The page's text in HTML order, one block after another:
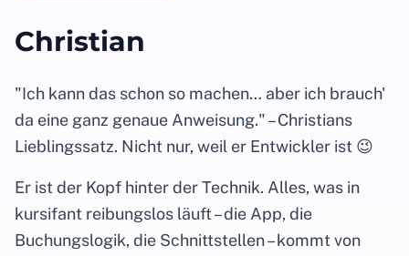
Christian
"Ich kann das schon so machen… aber ich brauch'
da eine ganz genaue Anweisung." – Christians
Lieblingssatz. Nicht nur, weil er Entwickler ist 😉
Er ist der Kopf hinter der Technik. Alles, was in
kursifant reibungslos läuft – die App, die
Buchungslogik, die Schnittstellen – kommt von